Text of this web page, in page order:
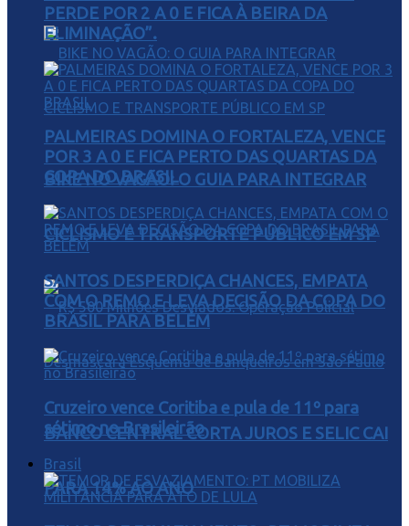
BIKE NO VAGÃO: O GUIA PARA INTEGRAR
CICLISMO E TRANSPORTE PÚBLICO EM SP
BANCO CENTRAL CORTA JUROS E SELIC CAI
PARA 14% AO ANO
PERDE POR 2 A 0 E FICA À BEIRA DA
ELIMINAÇÃO”.
PALMEIRAS DOMINA O FORTALEZA, VENCE
POR 3 A 0 E FICA PERTO DAS QUARTAS DA
COPA DO BRASIL
SANTOS DESPERDIÇA CHANCES, EMPATA
COM O REMO E LEVA DECISÃO DA COPA DO
BRASIL PARA BELÉM
Cruzeiro vence Coritiba e pula de 11º para
sétimo no Brasileirão
Brasil